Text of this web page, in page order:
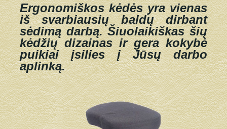
Ergonomiškos kėdės yra vienas
iš svarbiausių baldų dirbant
sėdimą darbą.Šiuolaikiškas šių
kėdžių dizainas ir gera kokybė
puikiai įsilies į Jūsų darbo
aplinką.